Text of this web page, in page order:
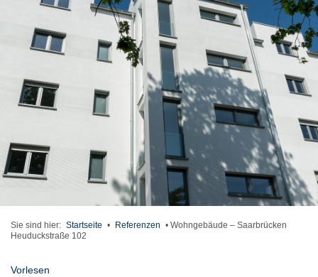
Sie sind hier: Startseite • Referenzen • Wohngebäude – Saarbrücken
Heuduckstraße 102
Vorlesen